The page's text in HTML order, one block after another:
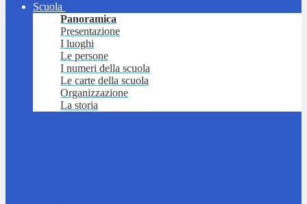
Scuola
Panoramica
Presentazione
I luoghi
Le persone
I numeri della scuola
Le carte della scuola
Organizzazione
La storia